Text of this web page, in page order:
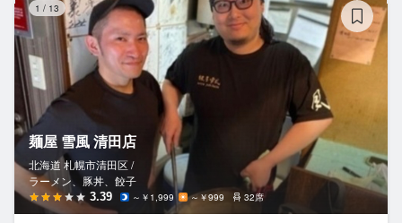
1 / 13
麺屋 雪風 清田店
北海道 札幌市清田区 /
ラーメン、豚丼、餃子
3.39 ～￥1,999 ～￥999 32席